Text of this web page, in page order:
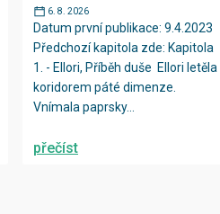
6. 8. 2026
Datum první publikace: 9.4.2023
Předchozí kapitola zde: Kapitola
1. - Ellori, Příběh duše Ellori letěla
koridorem páté dimenze.
Vnímala paprsky...
přečíst